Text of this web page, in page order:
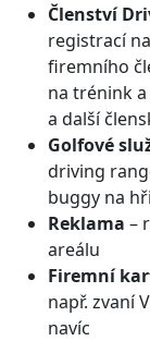
Členství
registrací
firemního
na trénink
a další
Golfové
driving
buggy na
Reklama –
areálu
Firemní
např. zvaní
navíc